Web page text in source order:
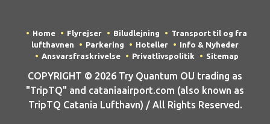
Home Flyrejser Biludlejning
Transport til og fra
lufthavnen
Parkering Hoteller
Info & Nyheder
Ansvarsfraskrivelse
Privatlivspolitik Sitemap
COPYRIGHT © 2026 Try Quantum OU trading as
"TripTQ" and cataniaairport.com (also known as
TripTQ Catania Lufthavn) / All Rights Reserved.